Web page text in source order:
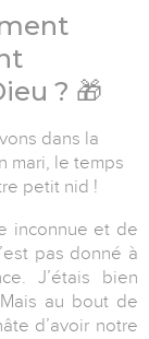
? 🎁
dans la
mari, le temps
petit nid !
inconnue et de
pas donné à
J’étais bien
au bout de
d’avoir notre